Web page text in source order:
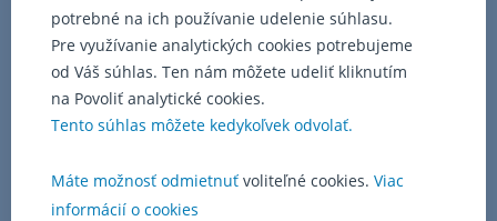
potrebné na ich používanie udelenie súhlasu.
Pre využívanie analytických cookies potrebujeme
od Váš súhlas. Ten nám môžete udeliť kliknutím
na Povoliť analytické cookies.
Tento súhlas môžete kedykoľvek odvolať.
Máte možnosť odmietnuť voliteľné cookies. Viac
informácií o cookies